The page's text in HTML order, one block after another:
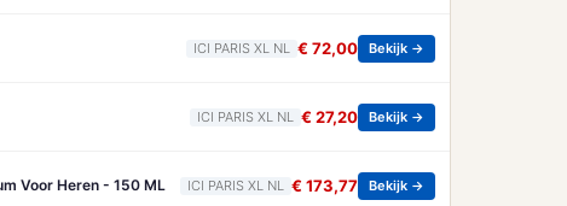
ICI PARIS XL NL € 72,00 Bekijk →
ICI PARIS XL NL € 27,20 Bekijk →
Voor Heren - 150 ML ICI PARIS XL NL € 173,77 Bekijk →